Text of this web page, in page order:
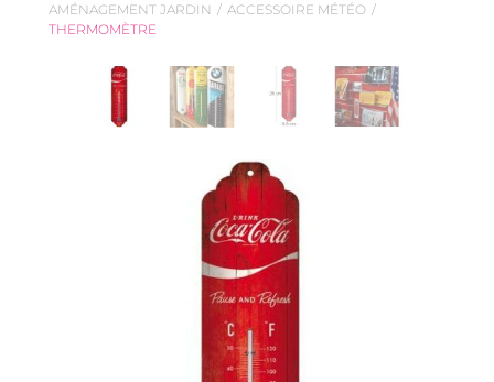
AMÉNAGEMENT JARDIN
ACCESSOIRE MÉTÉO
THERMOMÈTRE